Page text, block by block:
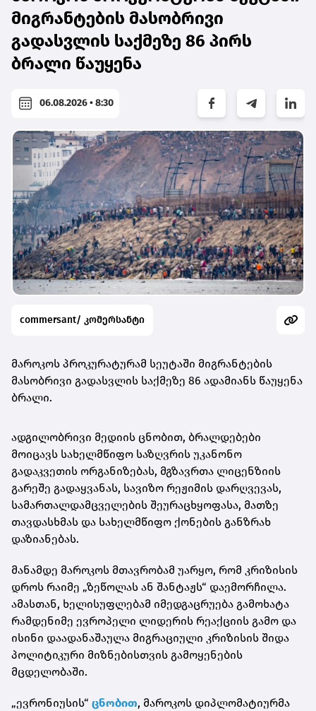
მიგრანტების მასობრივი
გადასვლის საქმეზე 86 პირს
ბრალი წაუყენა
06.08.2026 • 8:30
commersant/ კომერსანტი
მაროკოს პროკურატურამ სეუტაში მიგრანტების
მასობრივი გადასვლის საქმეზე 86 ადამიანს წაუყენა
ბრალი.
ადგილობრივი მედიის ცნობით, ბრალდებები
მოიცავს სახელმწიფო საზღვრის უკანონო
გადაკვეთის ორგანიზებას, მგზავრთა ლიცენზიის
გარეშე გადაყვანას, სავიზო რეჟიმის დარღვევას,
სამართალდამცველების შეურაცხყოფასა, მათზე
თავდასხმას და სახელმწიფო ქონების განზრახ
დაზიანებას.
მანამდე მაროკოს მთავრობამ უარყო, რომ კრიზისის
დროს რაიმე „ზეწოლას ან შანტაჟს“ დაემორჩილა.
ამასთან, ხელისუფლებამ იმედგაცრუება გამოხატა
რამდენიმე ევროპელი ლიდერის რეაქციის გამო და
ისინი დაადანაშაულა მიგრაციული კრიზისის შიდა
პოლიტიკური მიზნებისთვის გამოყენების
მცდელობაში.
„ევრონიუსის“ ცნობით, მაროკოს დიპლომატიურმა